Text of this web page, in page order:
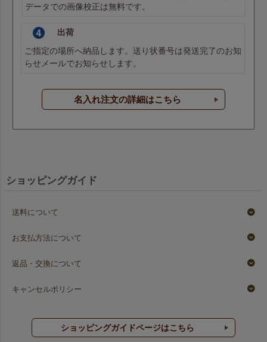
データでの画像校正は無料です。
出荷
ご指定の場所へ納品します。送り状番号は発送完了のお知
らせメールでお知らせします。
名入れ注文の詳細はこちら
ショッピングガイド
送料について
お支払方法について
返品・交換について
キャンセルポリシー
ショッピングガイドページはこちら